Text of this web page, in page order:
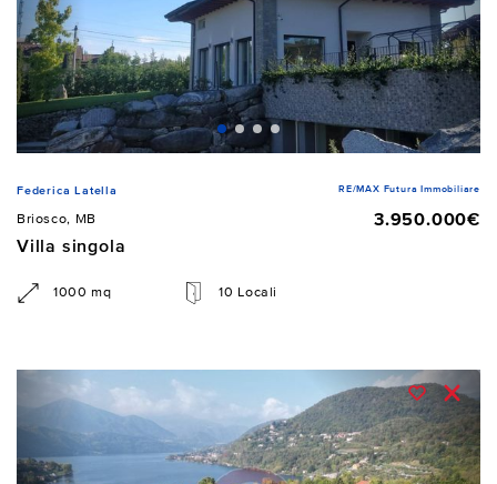
Federica Latella RE/MAX Futura Immobiliare
Briosco, MB
3.950.000€
Villa singola
1000 mq 10 Locali